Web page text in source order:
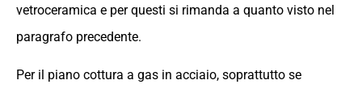
vetroceramica e per questi si rimanda a quanto visto nel
paragrafo precedente.
Per il piano cottura a gas in acciaio, soprattutto se